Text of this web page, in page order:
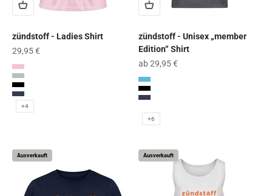
zündstoff - Ladies Shirt
Angebot
29,95 €
Cotton Pink
Aloe
Black
French Navy
+4
zündstoff - Unisex „member
Edition“ Shirt
Angebot
ab 29,95 €
Charcoal (Solid)
Black
Light Blue
+6
Ausverkauft Ausverkauft